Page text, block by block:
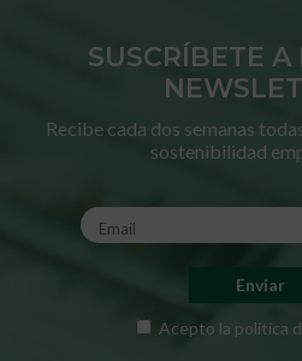
SUSCRÍBETE A
Recibe cada dos semanas
sostenibilidad
Acepto la política